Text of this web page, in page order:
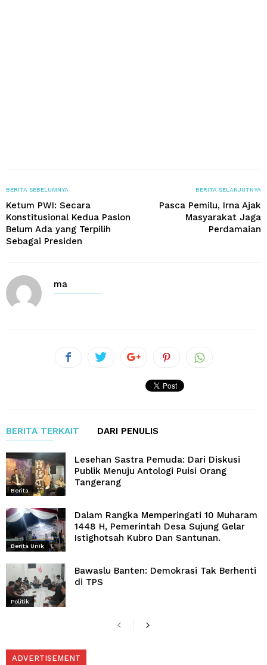
BERITA SEBELUMNYA
Ketum PWI: Secara
Konstitusional Kedua Paslon
Belum Ada yang Terpilih
Sebagai Presiden
BERITA SELANJUTNYA
Pasca Pemilu, Irna Ajak
Masyarakat Jaga
Perdamaian
ma
BERITA TERKAIT DARI PENULIS
Berita
Lesehan Sastra Pemuda: Dari Diskusi
Publik Menuju Antologi Puisi Orang
Tangerang
Berita Unik
Dalam Rangka Memperingati 10 Muharam
1448 H, Pemerintah Desa Sujung Gelar
Istighotsah Kubro Dan Santunan.
Politik
Bawaslu Banten: Demokrasi Tak Berhenti
di TPS
ADVERTISEMENT